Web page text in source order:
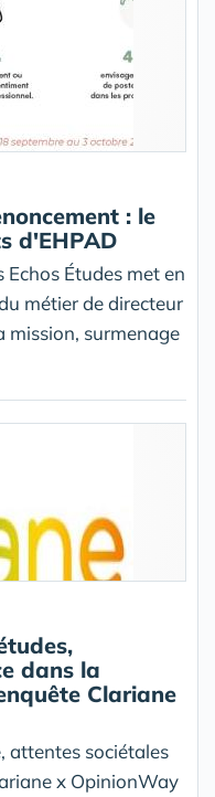
: le
d'EHPAD
Études met en
métier de directeur
mission, surmenage
dans la
Clariane
attentes sociétales
x OpinionWay